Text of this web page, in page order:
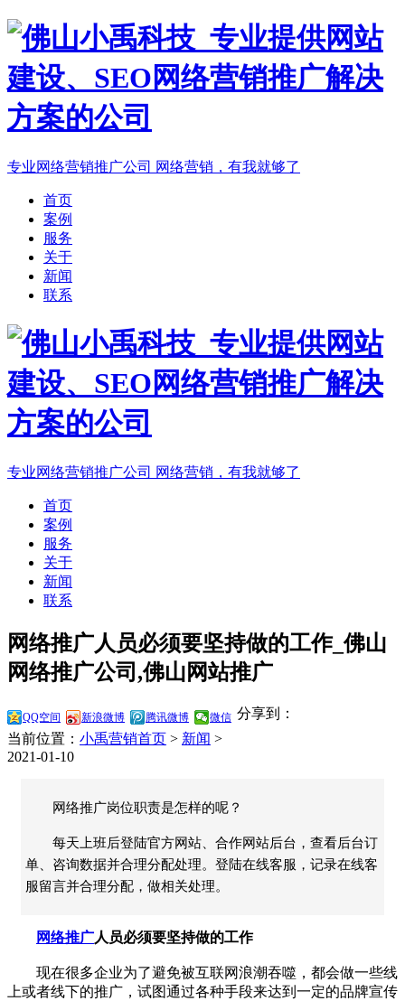
专业网络营销推广公司 网络营销，有我就够了
首页
案例
服务
关于
新闻
联系
专业网络营销推广公司 网络营销，有我就够了
首页
案例
服务
关于
新闻
联系
网络推广人员必须要坚持做的工作_佛山
网络推广公司,佛山网站推广
分享到：
QQ空间 新浪微博 腾讯微博 微信
当前位置： 小禹营销首页 > 新闻 >
2021-01-10
网络推广岗位职责是怎样的呢？
每天上班后登陆官方网站、合作网站后台，查看后台订
单、咨询数据并合理分配处理。登陆在线客服，记录在线客
服留言并合理分配，做相关处理。
网络推广人员必须要坚持做的工作
现在很多企业为了避免被互联网浪潮吞噬，都会做一些线
上或者线下的推广，试图通过各种手段来达到一定的品牌宣传